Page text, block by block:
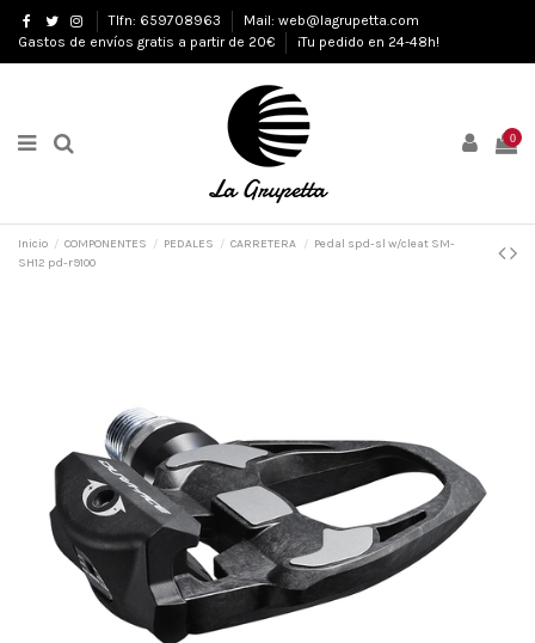
Tlfn: 659708963
Mail: web@lagrupetta.com
Gastos de envíos gratis a partir de 20€
¡Tu pedido en 24-48h!
0
Inicio COMPONENTES PEDALES CARRETERA
Pedal spd-sl w/cleat SM-
SH12 pd-r9100